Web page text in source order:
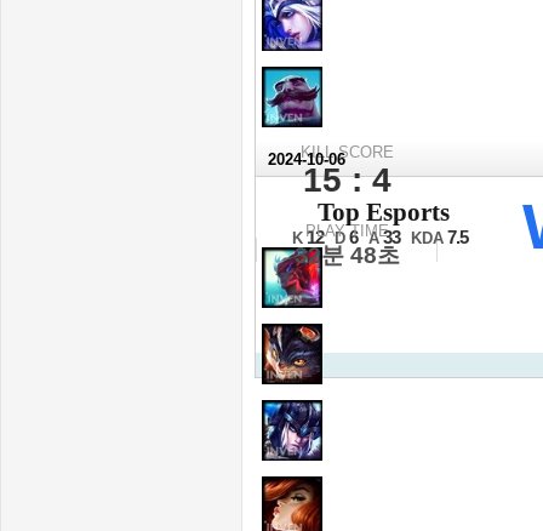
KILL SCORE
15 : 4
PLAY TIME
32분 48초
2024-10-06
1승1패조 1경기
Top Esports
K 12 D 6 A 33 KDA 7.5